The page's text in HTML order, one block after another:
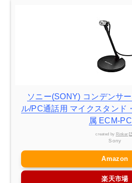
ソニー(SONY) コンデンサ
ル/PC通話用 マイクスタンド
属 ECM-
created by Rinker
Sony
Amazon
楽天市場